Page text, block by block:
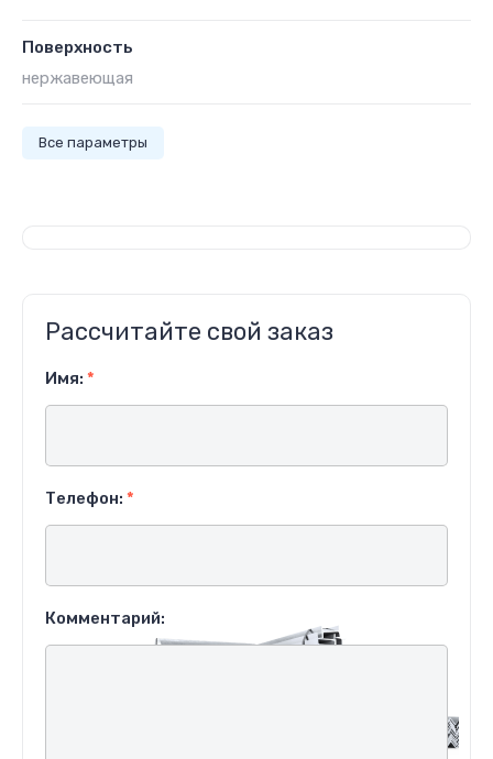
Поверхность
нержавеющая
Все параметры
Рассчитайте свой заказ
Имя: *
Телефон: *
Комментарий: